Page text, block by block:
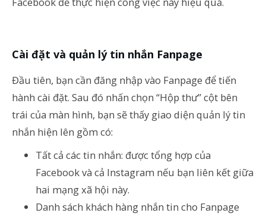
Cài đặt và quản lý tin nhắn Fanpage
Đầu tiên, bạn cần đăng nhập vào Fanpage để tiến
hành cài đặt. Sau đó nhấn chọn “Hộp thư” cột bên
trái của màn hình, bạn sẽ thấy giao diện quản lý tin
nhắn hiện lên gồm có:
Tất cả các tin nhắn: được tổng hợp của
Facebook và cả Instagram nếu bạn liên kết giữa
hai mạng xã hội này.
Danh sách khách hàng nhắn tin cho Fanpage